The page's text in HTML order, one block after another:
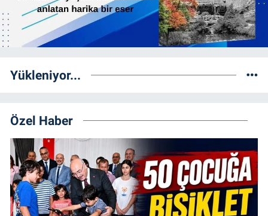
Yükleniyor...
Özel Haber